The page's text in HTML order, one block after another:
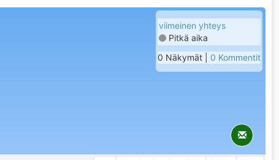
viimeinen yhteys
Pitkä aika
0 Näkymät | 0 Kommentit